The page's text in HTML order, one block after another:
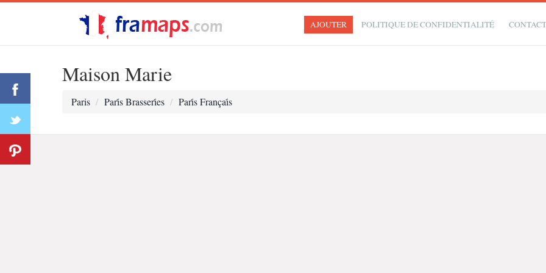
AJOUTER POLITIQUE DE CONFIDENTIALITÉ
Maison Marie
Paris Pari̇s Brasseri̇es Pari̇s Françai̇s